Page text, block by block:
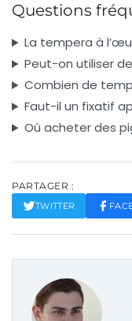
Questions
La tempera à
Peut-on utiliser
Combien de
Faut-il un fixatif
Où acheter des
PARTAGER :
TWITTER